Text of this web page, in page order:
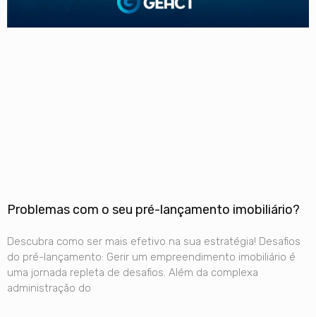
Problemas com o seu pré-lançamento imobiliário?
Descubra como ser mais efetivo na sua estratégia! Desafios
do pré-lançamento: Gerir um empreendimento imobiliário é
uma jornada repleta de desafios. Além da complexa
administração do